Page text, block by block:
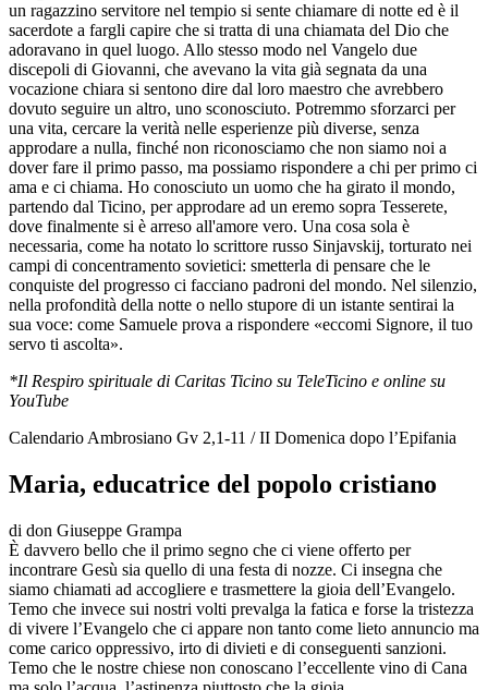
un ragazzino servitore nel tempio si sente chiamare di notte ed è il
sacerdote a fargli capire che si tratta di una chiamata del Dio che
adoravano in quel luogo. Allo stesso modo nel Vangelo due
discepoli di Giovanni, che avevano la vita già segnata da una
vocazione chiara si sentono dire dal loro maestro che avrebbero
dovuto seguire un altro, uno sconosciuto. Potremmo sforzarci per
una vita, cercare la verità nelle esperienze più diverse, senza
approdare a nulla, finché non riconosciamo che non siamo noi a
dover fare il primo passo, ma possiamo rispondere a chi per primo ci
ama e ci chiama. Ho conosciuto un uomo che ha girato il mondo,
partendo dal Ticino, per approdare ad un eremo sopra Tesserete,
dove finalmente si è arreso all'amore vero. Una cosa sola è
necessaria, come ha notato lo scrittore russo Sinjavskij, torturato nei
campi di concentramento sovietici: smetterla di pensare che le
conquiste del progresso ci facciano padroni del mondo. Nel silenzio,
nella profondità della notte o nello stupore di un istante sentirai la
sua voce: come Samuele prova a rispondere «eccomi Signore, il tuo
servo ti ascolta».
*Il Respiro spirituale di Caritas Ticino su TeleTicino e online su
YouTube
Calendario Ambrosiano Gv 2,1-11 / II Domenica dopo l’Epifania
Maria, educatrice del popolo cristiano
di don Giuseppe Grampa
È davvero bello che il primo segno che ci viene offerto per
incontrare Gesù sia quello di una festa di nozze. Ci insegna che
siamo chiamati ad accogliere e trasmettere la gioia dell’Evangelo.
Temo che invece sui nostri volti prevalga la fatica e forse la tristezza
di vivere l’Evangelo che ci appare non tanto come lieto annuncio ma
come carico oppressivo, irto di divieti e di conseguenti sanzioni.
Temo che le nostre chiese non conoscano l’eccellente vino di Cana